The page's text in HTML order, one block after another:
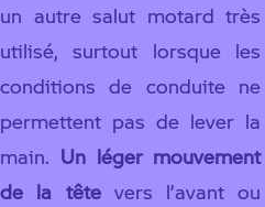
un autre salut motard très
utilisé, surtout lorsque les
conditions de conduite ne
permettent pas de lever la
main. Un léger mouvement
de la têtevers l’avant ou